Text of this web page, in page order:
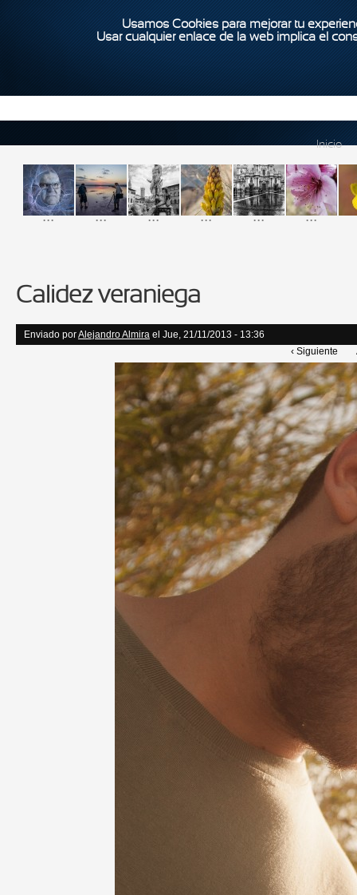
Usamos Cookies para mejorar tu
Usar cualquier enlace de la web implica el
Inicio
... ... ... ... ... ...
Calidez veraniega
Enviado porAlejandro Almira el Jue, 21/11/2013 - 13:36
‹ Siguiente